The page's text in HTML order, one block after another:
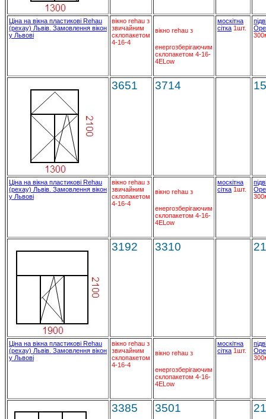
Ціна на вікна пластикові Rehau
(рехау) Львів. Замовлення вікон
у Львові
вікно rehau з
звичайним
склопакетом
4-16-4
вікно rehau з
енергозберігаючим
склопакетом 4-16-
4ELow
москітна
сітка 1шт.
3651 3714
Ціна на вікна пластикові Rehau
(рехау) Львів. Замовлення вікон
у Львові
вікно rehau з
звичайним
склопакетом
4-16-4
вікно rehau з
енергозберігаючим
склопакетом 4-16-
4ELow
москітна
сітка 1шт.
3192 3310
Ціна на вікна пластикові Rehau
(рехау) Львів. Замовлення вікон
у Львові
вікно rehau з
звичайним
склопакетом
4-16-4
вікно rehau з
енергозберігаючим
склопакетом 4-16-
4ELow
москітна
сітка 1шт.
3385 3501